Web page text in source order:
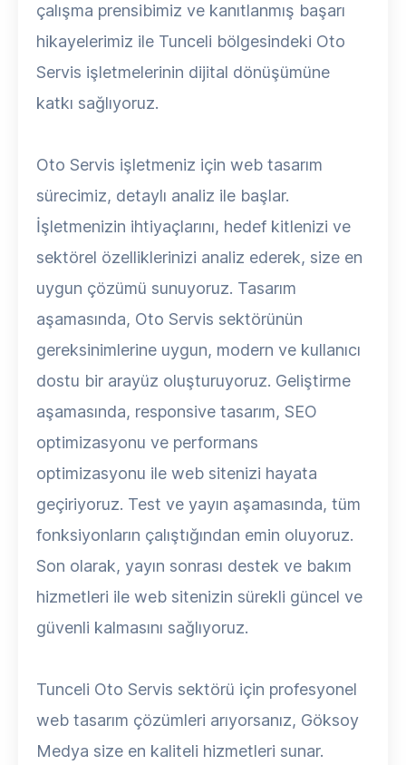
çalışma prensibimiz ve kanıtlanmış başarı
hikayelerimiz ile Tunceli bölgesindeki Oto
Servis işletmelerinin dijital dönüşümüne
katkı sağlıyoruz.
Oto Servis işletmeniz için web tasarım
sürecimiz, detaylı analiz ile başlar.
İşletmenizin ihtiyaçlarını, hedef kitlenizi ve
sektörel özelliklerinizi analiz ederek, size en
uygun çözümü sunuyoruz. Tasarım
aşamasında, Oto Servis sektörünün
gereksinimlerine uygun, modern ve kullanıcı
dostu bir arayüz oluşturuyoruz. Geliştirme
aşamasında, responsive tasarım, SEO
optimizasyonu ve performans
optimizasyonu ile web sitenizi hayata
geçiriyoruz. Test ve yayın aşamasında, tüm
fonksiyonların çalıştığından emin oluyoruz.
Son olarak, yayın sonrası destek ve bakım
hizmetleri ile web sitenizin sürekli güncel ve
güvenli kalmasını sağlıyoruz.
Tunceli Oto Servis sektörü için profesyonel
web tasarım çözümleri arıyorsanız, Göksoy
Medya size en kaliteli hizmetleri sunar.